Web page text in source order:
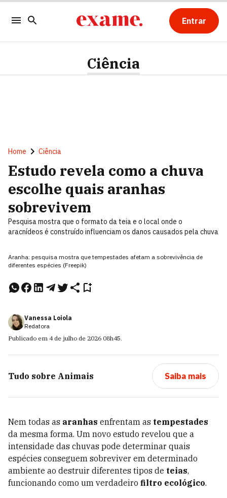
Entrar
Ciência
Home Ciência
Estudo revela como a chuva
escolhe quais aranhas
sobrevivem
Pesquisa mostra que o formato da teia e o local onde o
aracnídeos é construído influenciam os danos causados pela chuva
Aranha: pesquisa mostra que tempestades afetam a sobrevivência de
diferentes espécies (Freepik)
Vanessa Loiola
Redatora
Publicado em 4 de julho de 2026 08h45.
Tudo sobre Animais Saiba mais
Nem todas as aranhas enfrentam as tempestades
da mesma forma. Um novo estudo revelou que a
intensidade das chuvas pode determinar quais
espécies conseguem sobreviver em determinado
ambiente ao destruir diferentes tipos de teias,
funcionando como um verdadeiro filtro ecológico.